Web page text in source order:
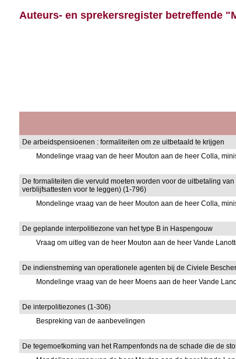
Auteurs- en sprekersregister betreffende
De arbeidspensioenen : formaliteiten om ze uitbetaald te krijgen
Mondelinge vraag van de heer Mouton aan de heer Colla,
De formaliteiten die vervuld moeten worden voor de uitbetaling
verblijfsattesten voor te leggen) (1-796)
Mondelinge vraag van de heer Mouton aan de heer Colla,
De geplande interpolitiezone van het type B in Haspengouw
Vraag om uitleg van de heer Mouton aan de heer Vande
De indienstneming van operationele agenten bij de Civiele
Mondelinge vraag van de heer Moens aan de heer Vande
De interpolitiezones (1-306)
Bespreking van de aanbevelingen
De tegemoetkoming van het Rampenfonds na de schade die de